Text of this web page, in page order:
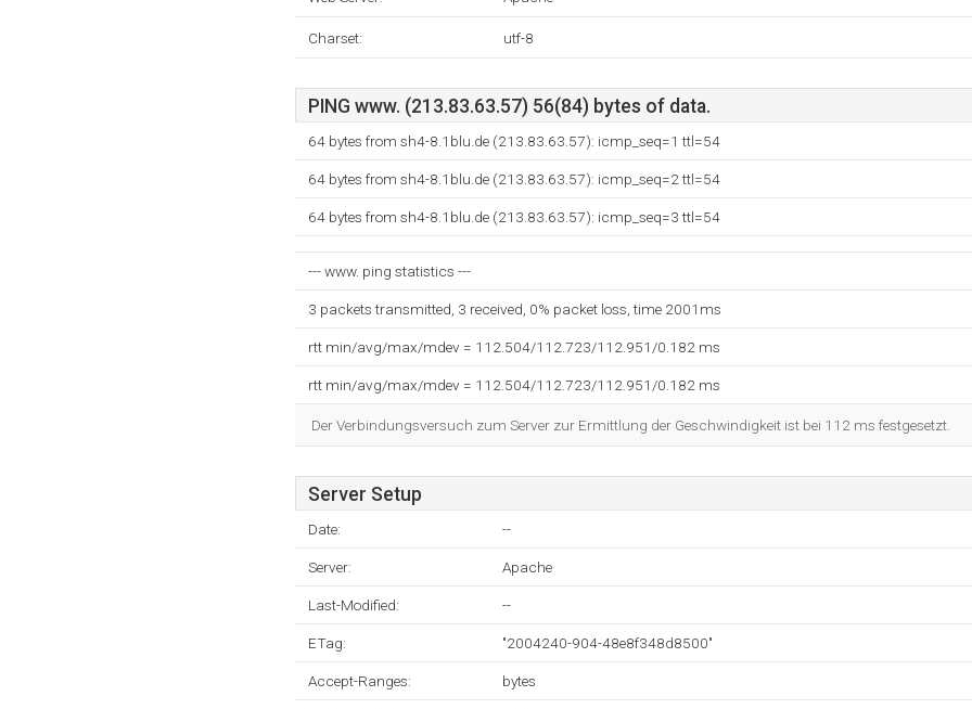
Charset: utf-8
PING www. (213.83.63.57) 56(84) bytes of data.
64 bytes from sh4-8.1blu.de (213.83.63.57): icmp_seq=1 ttl=54
64 bytes from sh4-8.1blu.de (213.83.63.57): icmp_seq=2 ttl=54
64 bytes from sh4-8.1blu.de (213.83.63.57): icmp_seq=3 ttl=54
--- www. ping statistics ---
3 packets transmitted, 3 received, 0% packet loss, time 2001ms
rtt min/avg/max/mdev = 112.504/112.723/112.951/0.182 ms
rtt min/avg/max/mdev = 112.504/112.723/112.951/0.182 ms
Der Verbindungsversuch zum Server zur Ermittlung der Geschwindigkeit ist bei 112 ms festgesetzt.
Server Setup
Date: --
Server: Apache
Last-Modified: --
ETag: "2004240-904-48e8f348d8500"
Accept-Ranges: bytes